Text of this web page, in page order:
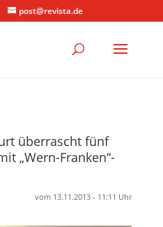
post@revista.de
überrascht fünf
„Wern-Franken“-
vom 13.11.2013 - 11:11 Uhr